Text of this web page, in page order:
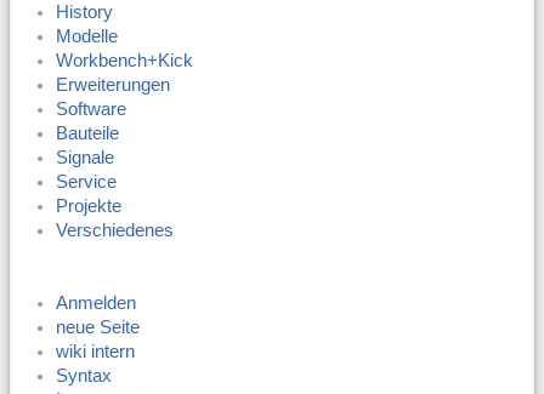
History
Modelle
Workbench+Kick
Erweiterungen
Software
Bauteile
Signale
Service
Projekte
Verschiedenes
Anmelden
neue Seite
wiki intern
Syntax